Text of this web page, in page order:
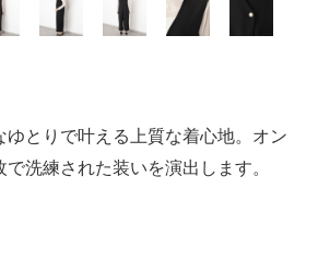
ゆとりで叶える上質な着心地。オン
洗練された装いを演出します。